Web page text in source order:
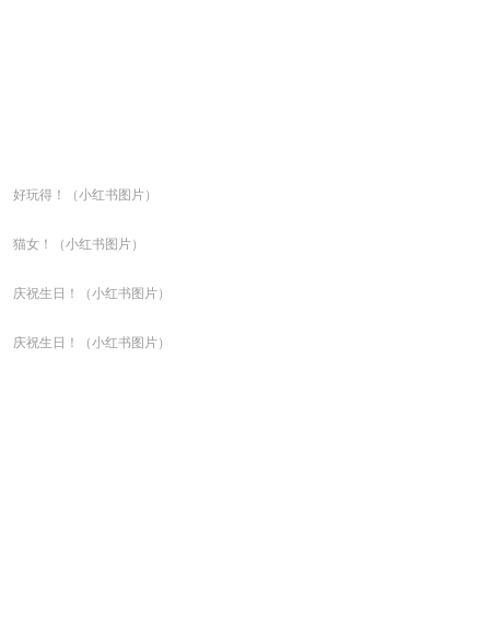
好玩得！（小红书图片）
猫女！（小红书图片）
庆祝生日！（小红书图片）
庆祝生日！（小红书图片）